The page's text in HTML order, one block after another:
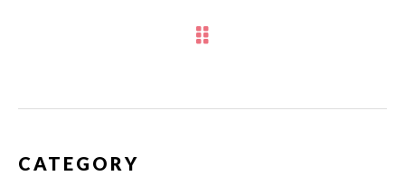
CATEGORY
080-6032-3031
※双方の予定が合えば電話受付時間外も営業しております。